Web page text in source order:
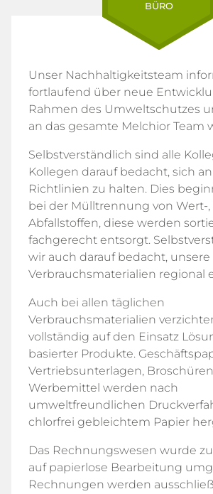
BÜRO
Unser Nachhaltigkeitsteam
fortlaufend über neue
Rahmen des Umweltschutzes
an das gesamte Melchior Team
Selbstverständlich sind alle
Kollegen darauf bedacht, sich
Richtlinien zu halten. Dies
bei der Mülltrennung von Wert-,
Abfallstoffen, diese werden
fachgerecht entsorgt.
wir auch darauf bedacht, unsere
Verbrauchsmaterialien regional
Auch bei allen täglichen
Verbrauchsmaterialien
vollständig auf den Einsatz
basierter Produkte.
Vertriebsunterlagen,
Werbemittel werden nach
umweltfreundlichen
chlorfrei gebleichtem Papier
Das Rechnungswesen wurde
auf papierlose Bearbeitung
Rechnungen werden